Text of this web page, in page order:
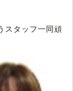
スタッフ一同頑